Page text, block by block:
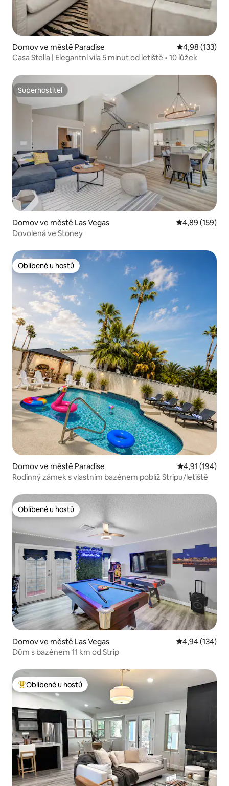
Domov ve městě Paradise Průměrné
4,98 (133)
Casa Stella | Elegantní vila 5 minut od letiště • 10 lůžek
Superhostitel
Superhostitel
Domov ve městě Las Vegas Průměrné
4,89 (159)
Dovolená ve Stoney
Oblíbené u hostů
Oblíbené u hostů
Domov ve městě Paradise Průměrné
4,91 (194)
Rodinný zámek s vlastním bazénem poblíž Stripu/letiště
Oblíbené u hostů
Oblíbené u hostů
Domov ve městě Las Vegas Průměrné
4,94 (134)
Dům s bazénem 11 km od Strip
Nejlepší v kategorii Oblíbené u hostů
Oblíbené u hostů